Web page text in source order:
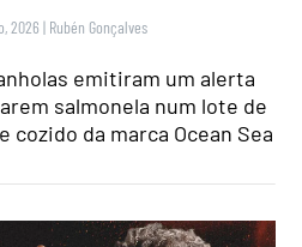
2026 | Rubén Gonçalves
emitiram um alerta
salmonela num lote de
cozido da marca Ocean Sea